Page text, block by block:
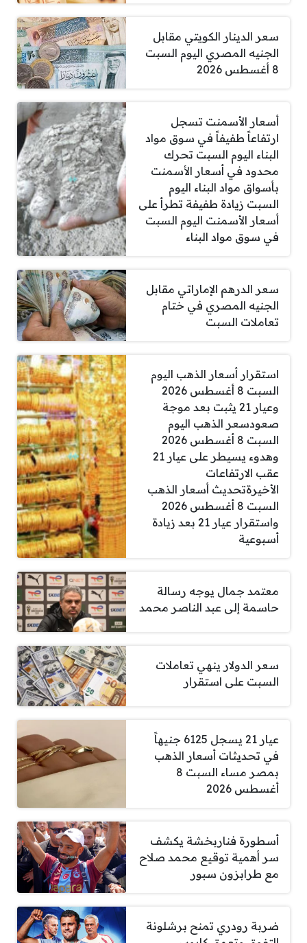
سعر الدينار الكويتي مقابل
الجنيه المصري اليوم السبت
8 أغسطس 2026
أسعار الأسمنت تسجل
ارتفاعاً طفيفاً في سوق مواد
البناء اليوم السبت تحرك
محدود في أسعار الأسمنت
بأسواق مواد البناء اليوم
السبت زيادة طفيفة تطرأ على
أسعار الأسمنت اليوم السبت
في سوق مواد البناء
سعر الدرهم الإماراتي مقابل
الجنيه المصري في ختام
تعاملات السبت
استقرار أسعار الذهب اليوم
السبت 8 أغسطس 2026
وعيار 21 يثبت بعد موجة
صعودسعر الذهب اليوم
السبت 8 أغسطس 2026
وهدوء يسيطر على عيار 21
عقب الارتفاعات
الأخيرةتحديث أسعار الذهب
السبت 8 أغسطس 2026
واستقرار عيار 21 بعد زيادة
أسبوعية
معتمد جمال يوجه رسالة
حاسمة إلى عبد الناصر محمد
سعر الدولار ينهي تعاملات
السبت على استقرار
عيار 21 يسجل 6125 جنيهاً
في تحديثات أسعار الذهب
بمصر مساء السبت 8
أغسطس 2026
أسطورة فناربخشة يكشف
سر أهمية توقيع محمد صلاح
مع طرابزون سبور
ضربة رودري تمنح برشلونة